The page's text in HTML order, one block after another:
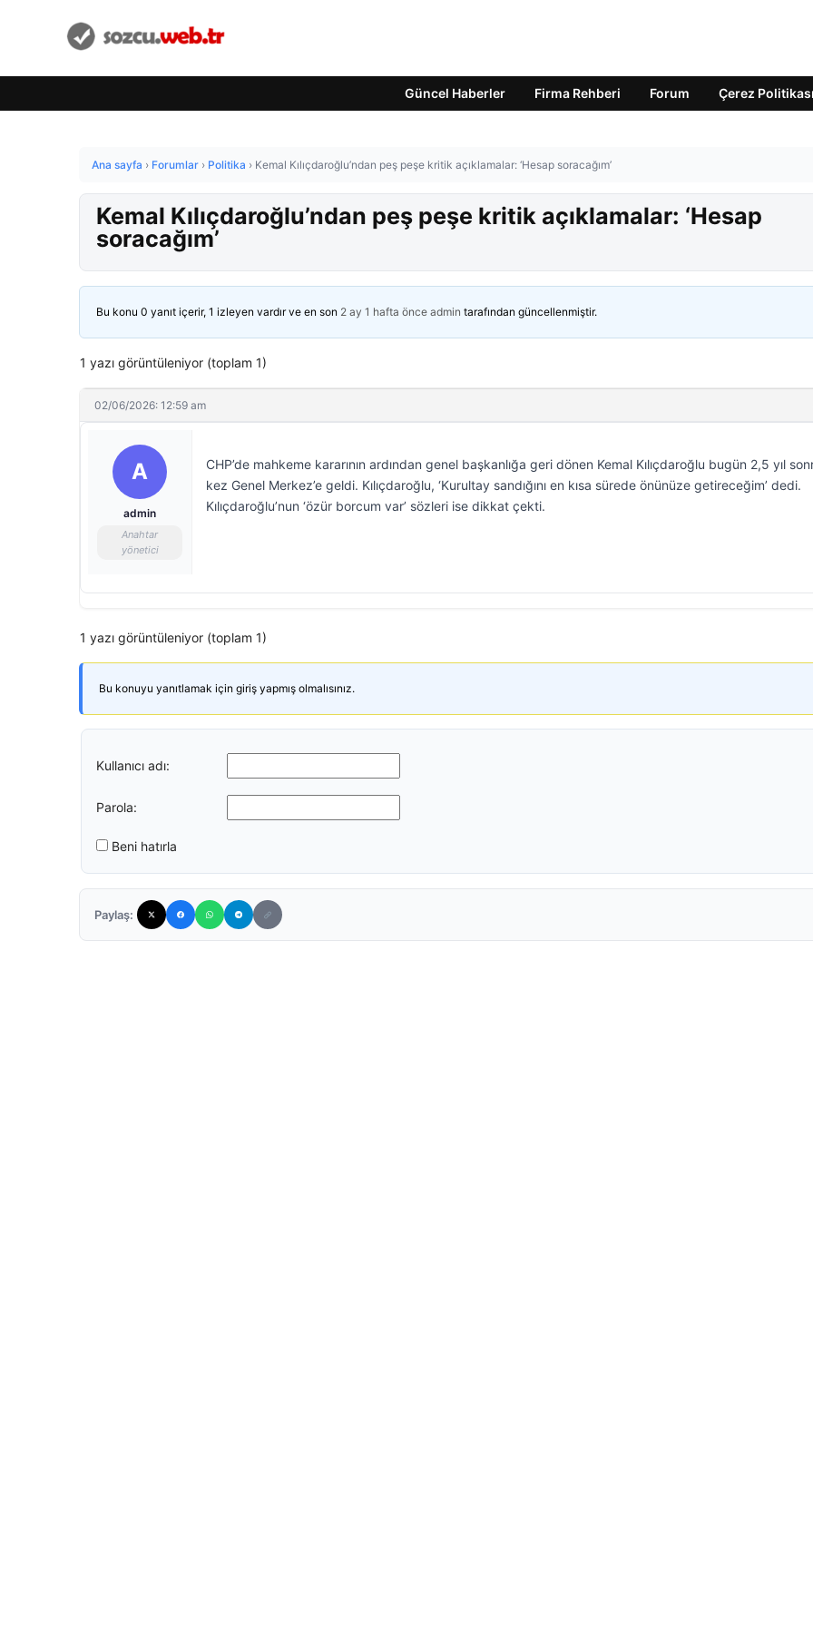
Güncel Haberler Firma Rehberi Forum Çerez Politikası
Ana sayfa › Forumlar › Politika › Kemal Kılıçdaroğlu’ndan peş peşe kritik açıklamalar: ‘Hesap soracağım’
Kemal Kılıçdaroğlu’ndan peş peşe kritik açıklamalar: ‘Hesap
soracağım’
Bu konu 0 yanıt içerir, 1 izleyen vardır ve en son 2 ay 1 hafta önce admin tarafından güncellenmiştir.
1 yazı görüntüleniyor (toplam 1)
02/06/2026: 12:59 am
A
admin
Anahtar
yönetici
CHP’de mahkeme kararının ardından genel başkanlığa geri dönen Kemal Kılıçdaroğlu bugün 2,5 yıl
kez Genel Merkez’e geldi. Kılıçdaroğlu, ‘Kurultay sandığını en kısa sürede önünüze getireceğim’ dedi.
Kılıçdaroğlu’nun ‘özür borcum var’ sözleri ise dikkat çekti.
1 yazı görüntüleniyor (toplam 1)
Bu konuyu yanıtlamak için giriş yapmış olmalısınız.
Kullanıcı adı:
Parola:
Beni hatırla
Paylaş: